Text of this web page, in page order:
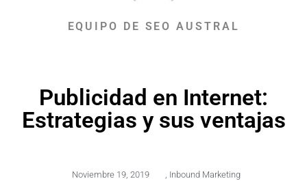
EQUIPO DE SEO AUSTRAL
Publicidad en Internet:
Estrategias y sus ventajas
Noviembre 19, 2019 , Inbound Marketing